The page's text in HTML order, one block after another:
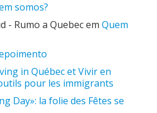
somos?
- Rumo a Quebecem Quem
in Québec et Vivir en
pour les immigrants
Day»: la folie des Fêtes se